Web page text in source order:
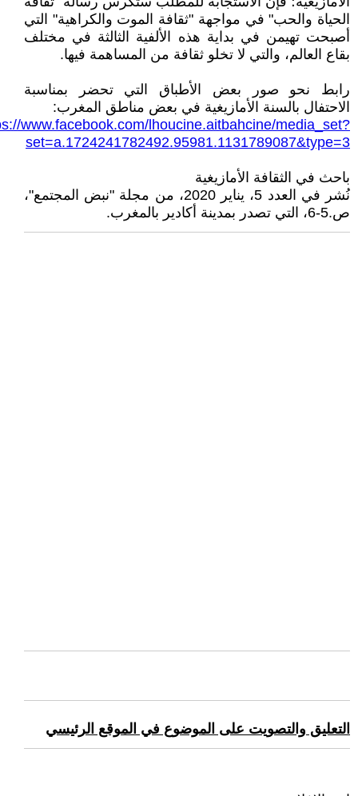
الحياة والحب" في مواجهة "ثقافة الموت والكراهية" التي
أصبحت تهيمن في بداية هذه الألفية الثالثة في مختلف
بقاع العالم، والتي لا تخلو ثقافة من المساهمة فيها.
رابط نحو صور بعض الأطباق التي تحضر بمناسبة
الاحتفال بالسنة الأمازيغية في بعض مناطق المغرب:
www.facebook.com/lhoucine.aitbahcine/media_set?
set=a.1724241782492.95981.1131789087&type=3
باحث في الثقافة الأمازيغية
نُشر في العدد 5، يناير 2020، من مجلة "نبض المجتمع"،
ص.5-6، التي تصدر بمدينة أكادير بالمغرب.
التعليق والتصويت على الموضوع في الموقع الرئيسي